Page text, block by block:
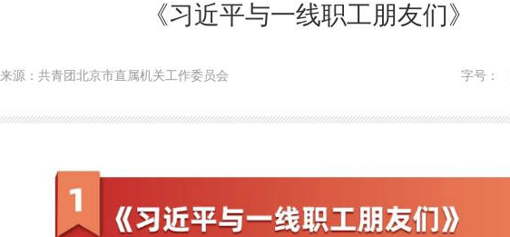
《习近平与一线职工朋友们》
来源：共青团北京市直属机关工作委员会 字号：